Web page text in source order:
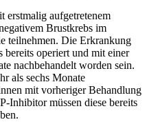
erstmalig aufgetretenem
Brustkrebs im
teilnehmen. Die Erkrankung
bereits operiert und mit einer
nachbehandelt worden sein.
als sechs Monate
mit vorheriger Behandlung
Inhibitor müssen diese bereits